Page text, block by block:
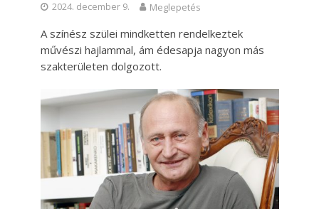
2024. december 9. Meglepetés
A színész szülei mindketten rendelkeztek
művészi hajlammal, ám édesapja nagyon más
szakterületen dolgozott.